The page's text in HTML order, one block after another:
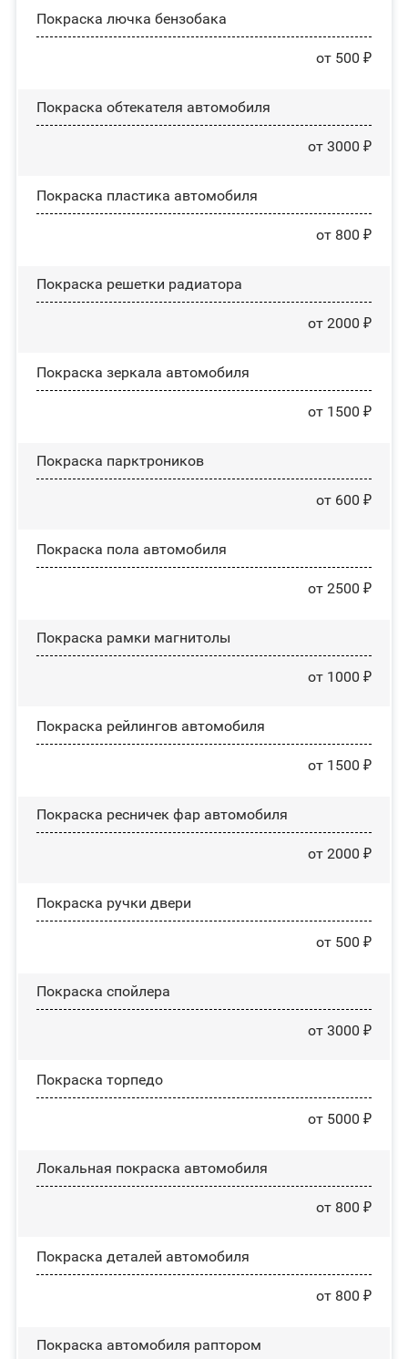
Покраска лючка бензобака
от 500 ₽
Покраска обтекателя автомобиля
от 3000 ₽
Покраска пластика автомобиля
от 800 ₽
Покраска решетки радиатора
от 2000 ₽
Покраска зеркала автомобиля
от 1500 ₽
Покраска парктроников
от 600 ₽
Покраска пола автомобиля
от 2500 ₽
Покраска рамки магнитолы
от 1000 ₽
Покраска рейлингов автомобиля
от 1500 ₽
Покраска ресничек фар автомобиля
от 2000 ₽
Покраска ручки двери
от 500 ₽
Покраска спойлера
от 3000 ₽
Покраска торпедо
от 5000 ₽
Локальная покраска автомобиля
от 800 ₽
Покраска деталей автомобиля
от 800 ₽
Покраска автомобиля раптором